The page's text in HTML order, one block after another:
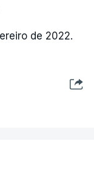
de 2022.